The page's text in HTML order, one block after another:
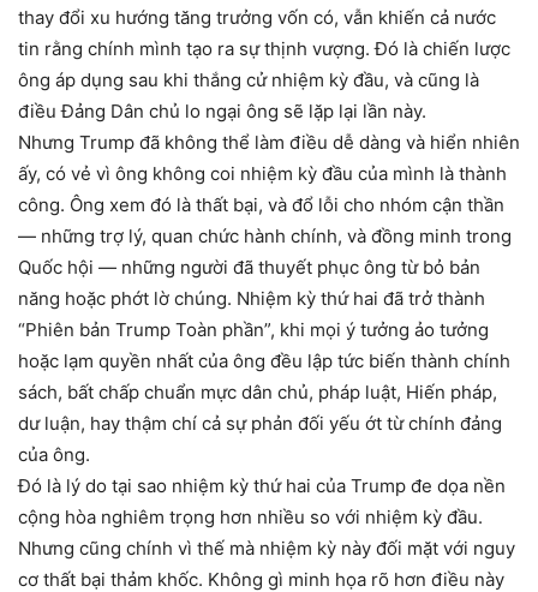
thay đổi xu hướng tăng trưởng vốn có, vẫn khiến cả nước
tin rằng chính mình tạo ra sự thịnh vượng. Đó là chiến lược
ông áp dụng sau khi thắng cử nhiệm kỳ đầu, và cũng là
điều Đảng Dân chủ lo ngại ông sẽ lặp lại lần này.
Nhưng Trump đã không thể làm điều dễ dàng và hiển nhiên
ấy, có vẻ vì ông không coi nhiệm kỳ đầu của mình là thành
công. Ông xem đó là thất bại, và đổ lỗi cho nhóm cận thần
— những trợ lý, quan chức hành chính, và đồng minh trong
Quốc hội — những người đã thuyết phục ông từ bỏ bản
năng hoặc phớt lờ chúng. Nhiệm kỳ thứ hai đã trở thành
“Phiên bản Trump Toàn phần”, khi mọi ý tưởng ảo tưởng
hoặc lạm quyền nhất của ông đều lập tức biến thành chính
sách, bất chấp chuẩn mực dân chủ, pháp luật, Hiến pháp,
dư luận, hay thậm chí cả sự phản đối yếu ớt từ chính đảng
của ông.
Đó là lý do tại sao nhiệm kỳ thứ hai của Trump đe dọa nền
cộng hòa nghiêm trọng hơn nhiều so với nhiệm kỳ đầu.
Nhưng cũng chính vì thế mà nhiệm kỳ này đối mặt với nguy
cơ thất bại thảm khốc. Không gì minh họa rõ hơn điều này